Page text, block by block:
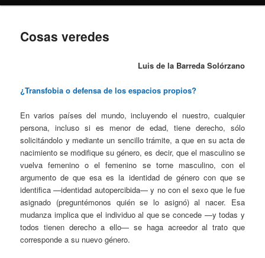
Cosas veredes
Luis de la Barreda Solórzano
¿Transfobia o defensa de los espacios propios?
En varios países del mundo, incluyendo el nuestro, cualquier
persona, incluso si es menor de edad, tiene derecho, sólo
solicitándolo y mediante un sencillo trámite, a que en su acta de
nacimiento se modifique su género, es decir, que el masculino se
vuelva femenino o el femenino se torne masculino, con el
argumento de que esa es la identidad de género con que se
identifica —identidad autopercibida— y no con el sexo que le fue
asignado (preguntémonos quién se lo asignó) al nacer. Esa
mudanza implica que el individuo al que se concede —y todas y
todos tienen derecho a ello— se haga acreedor al trato que
corresponde a su nuevo género.